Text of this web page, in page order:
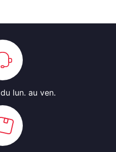
du lun. au ven.